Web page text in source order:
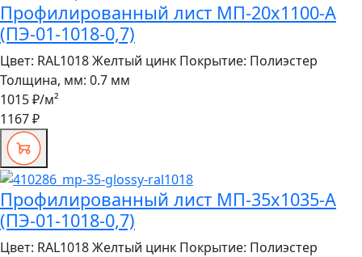
Профилированный лист МП-20x1100-A
(ПЭ-01-1018-0,7)
Цвет: RAL1018 Желтый цинк Покрытие: Полиэстер
Толщина, мм: 0.7 мм
1015 ₽/м²
1167 ₽
Профилированный лист МП-35x1035-A
(ПЭ-01-1018-0,7)
Цвет: RAL1018 Желтый цинк Покрытие: Полиэстер